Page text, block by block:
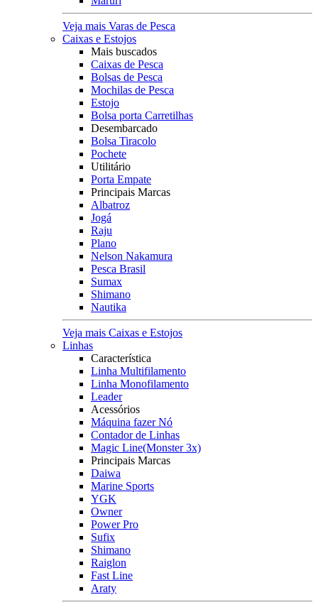
Veja mais Varas de Pesca
Caixas e Estojos
Mais buscados
Caixas de Pesca
Bolsas de Pesca
Mochilas de Pesca
Estojo
Bolsa porta Carretilhas
Desembarcado
Bolsa Tiracolo
Pochete
Utilitário
Porta Empate
Principais Marcas
Albatroz
Jogá
Raju
Plano
Nelson Nakamura
Pesca Brasil
Sumax
Shimano
Nautika
Veja mais Caixas e Estojos
Linhas
Característica
Linha Multifilamento
Linha Monofilamento
Leader
Acessórios
Máquina fazer Nó
Contador de Linhas
Magic Line(Monster 3x)
Principais Marcas
Daiwa
Marine Sports
YGK
Owner
Power Pro
Sufix
Shimano
Raiglon
Fast Line
Araty